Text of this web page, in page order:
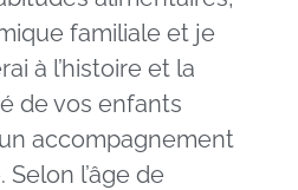
familiale et je
à l’histoire et la
de vos enfants
accompagnement
l’âge de